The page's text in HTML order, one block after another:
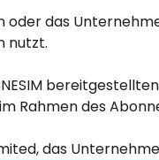
oder das
nutzt.
Rahmen des
das